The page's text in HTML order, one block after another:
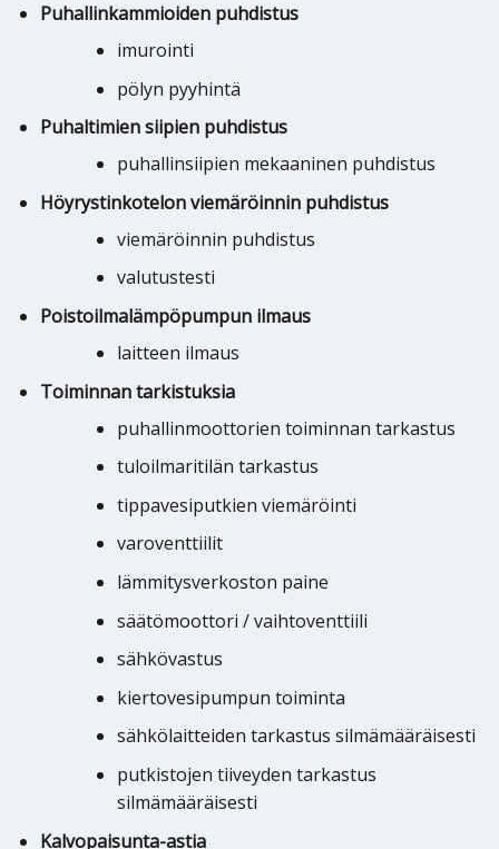
Puhallinkammioiden puhdistus
imurointi
pölyn pyyhintä
Puhaltimien siipien puhdistus
puhallinsiipien mekaaninen puhdistus
Höyrystinkotelon viemäröinnin puhdistus
viemäröinnin puhdistus
valutustesti
Poistoilmalämpöpumpun ilmaus
laitteen ilmaus
Toiminnan tarkistuksia
puhallinmoottorien toiminnan tarkastus
tuloilmaritilän tarkastus
tippavesiputkien viemäröinti
varoventtiilit
lämmitysverkoston paine
säätömoottori / vaihtoventtiili
sähkövastus
kiertovesipumpun toiminta
sähkölaitteiden tarkastus silmämääräisesti
putkistojen tiiveyden tarkastus
silmämääräisesti
Kalvopaisunta-astia